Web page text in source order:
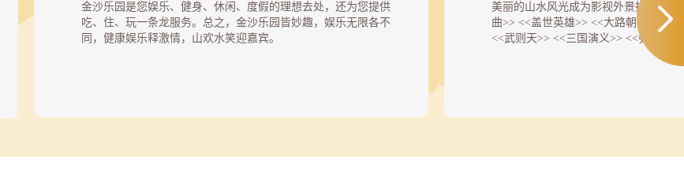
金沙乐园是您娱乐、健身、休闲、度假的理想去处，还为您提供
吃、住、玩一条龙服务。总之，金沙乐园皆妙趣，娱乐无限各不
同，健康娱乐释激情，山欢水笑迎嘉宾。
美丽的山水风光成为影视外景拍摄的理
曲>> <<盖世英雄>> <<大路朝天>> <<
<<武则天>> <<三国演义>> <<张铁匠
>> <<大地之子>> <<白求恩大夫>> <<
<<西游记>> <<碧雪青天杨家将>> <<